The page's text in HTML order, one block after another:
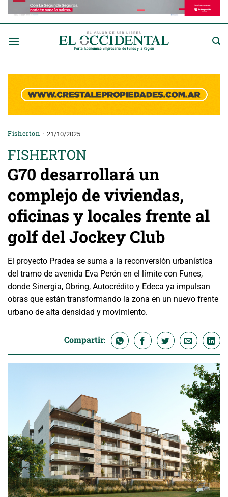
Fisherton 21/10/2025
FISHERTON
G70 desarrollará un
complejo de viviendas,
oficinas y locales frente al
golf del Jockey Club
El proyecto Pradea se suma a la reconversión urbanística
del tramo de avenida Eva Perón en el límite con Funes,
donde Sinergia, Obring, Autocrédito y Edeca ya impulsan
obras que están transformando la zona en un nuevo frente
urbano de alta densidad y movimiento.
Compartir: